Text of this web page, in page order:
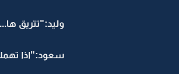
وليد:"تتريق
سعود:"اذا